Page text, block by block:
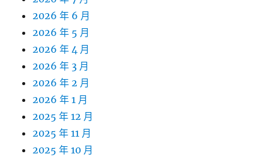
2026 年 6 月
2026 年 5 月
2026 年 4 月
2026 年 3 月
2026 年 2 月
2026 年 1 月
2025 年 12 月
2025 年 11 月
2025 年 10 月